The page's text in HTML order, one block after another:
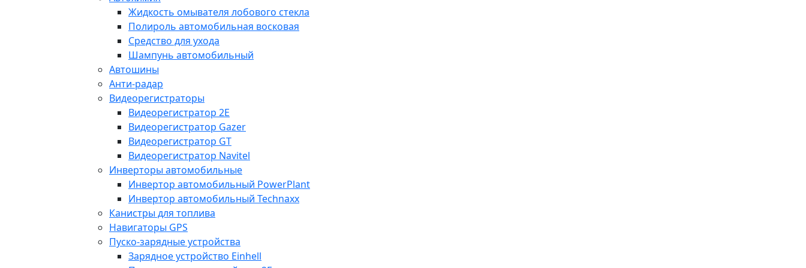
Жидкость омывателя лобового стекла
Полироль автомобильная восковая
Средство для ухода
Шампунь автомобильный
Автошины
Анти-радар
Видеорегистраторы
Видеорегистратор 2E
Видеорегистратор Gazer
Видеорегистратор GT
Видеорегистратор Navitel
Инверторы автомобильные
Инвертор автомобильный PowerPlant
Инвертор автомобильный Technaxx
Канистры для топлива
Навигаторы GPS
Пуско-зарядные устройства
Зарядное устройство Einhell